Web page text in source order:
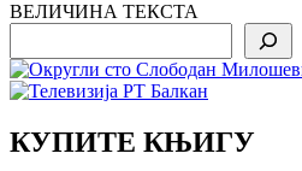
ВЕЛИЧИНА ТЕКСТА
КУПИТЕ КЊИГУ